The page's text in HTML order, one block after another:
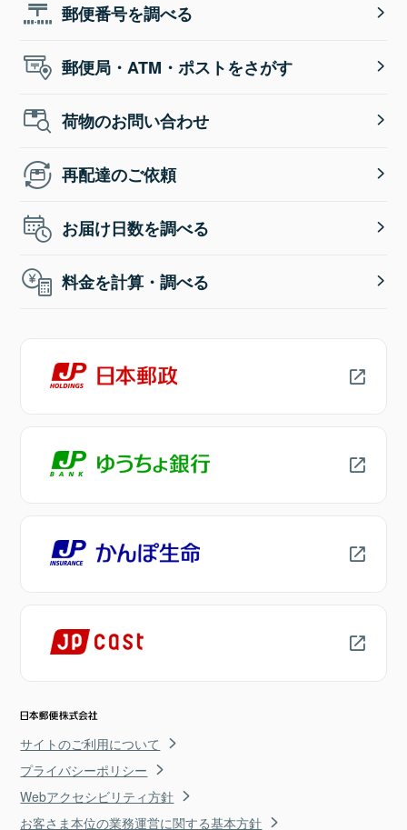
郵便番号を調べる
郵便局・ATM・ポストをさがす
荷物のお問い合わせ
再配達のご依頼
お届け日数を調べる
料金を計算・調べる
サイトのご利用について
プライバシーポリシー
Webアクセシビリティ方針
お客さま本位の業務運営に関する基本方針